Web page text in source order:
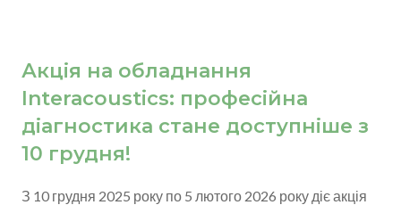
Акція на обладнання
Interacoustics: професійна
діагностика стане доступніше з
10 грудня!
З 10 грудня 2025 року по 5 лютого 2026 року діє акція